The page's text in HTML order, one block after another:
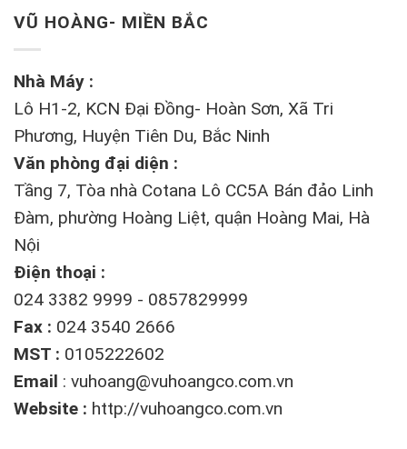
VŨ HOÀNG- MIỀN BẮC
Nhà Máy :
Lô H1-2, KCN Đại Đồng- Hoàn Sơn, Xã Tri
Phương, Huyện Tiên Du, Bắc Ninh
Văn phòng đại diện :
Tầng 7, Tòa nhà Cotana Lô CC5A Bán đảo Linh
Đàm, phường Hoàng Liệt, quận Hoàng Mai, Hà
Nội
Điện thoại :
024 3382 9999 - 0857829999
Fax : 024 3540 2666
MST : 0105222602
Email : vuhoang@vuhoangco.com.vn
Website : http://vuhoangco.com.vn